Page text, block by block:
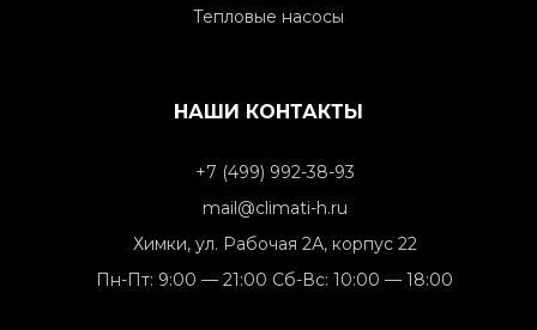
Тепловые насосы
НАШИ КОНТАКТЫ
+7 (499) 992-38-93
mail@climati-h.ru
Химки, ул. Рабочая 2А, корпус 22
Пн-Пт: 9:00 — 21:00 Сб-Вс: 10:00 — 18:00